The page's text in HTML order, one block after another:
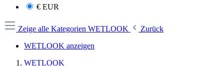
€ EUR
Zeige alle Kategorien WETLOOK
Zurück
WETLOOK anzeigen
WETLOOK